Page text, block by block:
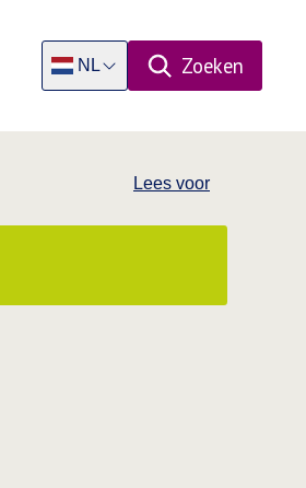
NL
Zoeken
Open
Lees voor